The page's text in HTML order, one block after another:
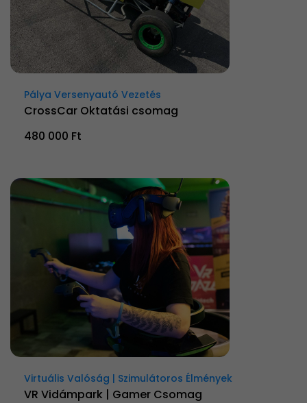
Pálya Versenyautó Vezetés
CrossCar Oktatási csomag
480 000 Ft
Virtuális Valóság | Szimulátoros Élmények
VR Vidámpark | Gamer Csomag